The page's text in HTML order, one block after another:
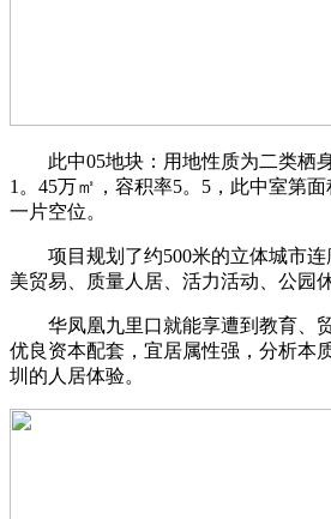
此中05地块：用地性质为二类栖
1。45万㎡，容积率5。5，此中室第
一片空位。
项目规划了约500米的立体城市连
美贸易、质量人居、活力活动、公园
华凤凰九里口就能享遭到教育、
优良资本配套，宜居属性强，分析本
圳的人居体验。